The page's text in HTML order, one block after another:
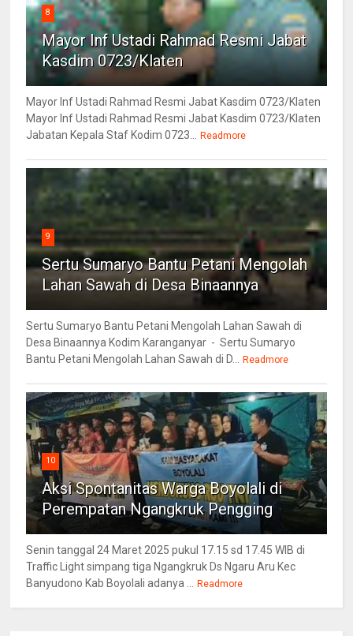
8
Mayor Inf Ustadi Rahmad Resmi Jabat
Kasdim 0723/Klaten
Mayor Inf Ustadi Rahmad Resmi Jabat Kasdim 0723/Klaten
Mayor Inf Ustadi Rahmad Resmi Jabat Kasdim 0723/Klaten
Jabatan Kepala Staf Kodim 0723...
Readmore
9
Sertu Sumaryo Bantu Petani Mengolah
Lahan Sawah di Desa Binaannya
Sertu Sumaryo Bantu Petani Mengolah Lahan Sawah di
Desa Binaannya Kodim Karanganyar - Sertu Sumaryo
Bantu Petani Mengolah Lahan Sawah di D...
Readmore
10
Aksi Spontanitas Warga Boyolali di
Perempatan Ngangkruk Pengging
Senin tanggal 24 Maret 2025 pukul 17.15 sd 17.45 WIB di
Traffic Light simpang tiga Ngangkruk Ds Ngaru Aru Kec
Banyudono Kab Boyolali adanya ...
Readmore